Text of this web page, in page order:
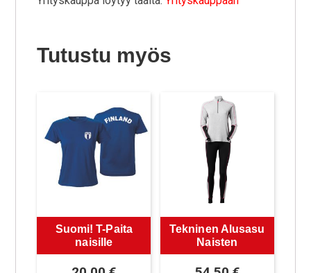
Tutustu myös
Suomi! T-Paita
naisille
Tekninen Alusasu
Naisten